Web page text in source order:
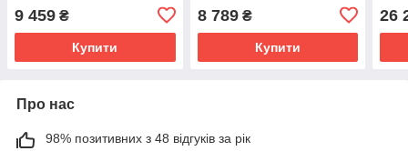
подушки для офісу, дому,
дачі
9 459 ₴
Купити
8 789₴
Купити
26
Про нас
98% позитивних з 48 відгуків за рік